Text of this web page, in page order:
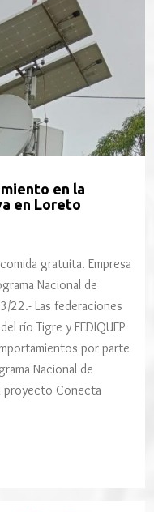
en la
en Loreto
gratuita. Empresa
Nacional de
22.- Las federaciones
río Tigre y FEDIQUEP
por parte
Nacional de
proyecto Conecta